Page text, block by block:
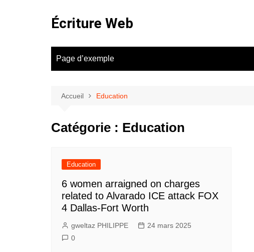
Écriture Web
Page d’exemple
Accueil Education
Catégorie : Education
Education
6 women arraigned on charges
related to Alvarado ICE attack FOX
4 Dallas-Fort Worth
gweltaz PHILIPPE
24 mars 2025
0